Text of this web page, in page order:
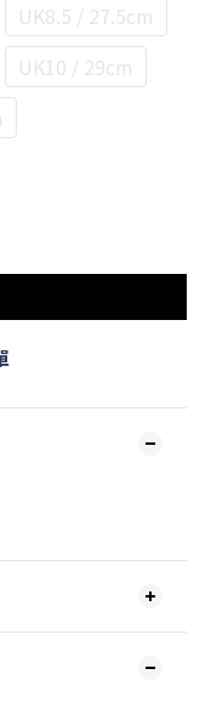
UK8.5 / 27.5cm
UK10 / 29cm